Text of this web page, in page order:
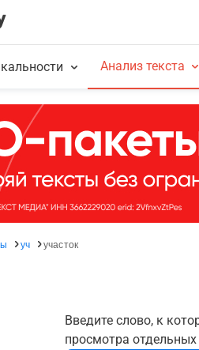
Анализ текста
уч участок
Введите слово, к
просмотра отдельных